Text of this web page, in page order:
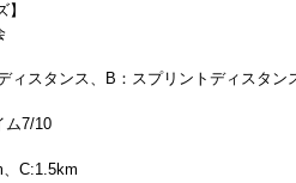
ィスタンス、B：スプリントディスタン
ム7/10
C:1.5km